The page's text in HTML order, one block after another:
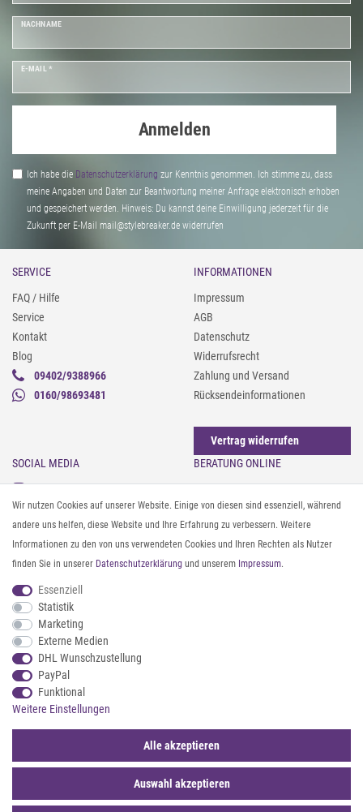
NACHNAME
E-MAIL *
Anmelden
Ich habe die Daten­schutz­erklärung zur Kenntnis genommen. Ich stimme zu, dass
meine Angaben und Daten zur Beantwortung meiner Anfrage elektronisch erhoben
und gespeichert werden. Hinweis: Du kannst deine Einwilligung jederzeit für die
Zukunft per E-Mail mail@stylebreaker.de widerrufen
SERVICE
FAQ / Hilfe
Service
Kontakt
Blog
09402/9388966
0160/98693481
INFORMATIONEN
Impressum
AGB
Datenschutz
Widerrufsrecht
Zahlung und Versand
Rücksendeinformationen
Vertrag widerrufen
SOCIAL MEDIA
Instagram
Facebook
Pinterest
Twitter
Youtube
Threads
BERATUNG ONLINE
Gürtel messen & kürzen
Sonnenbrillen & UV-Schutz
Textilpflege
Textil- und Material-Guide
Geldbörse richtig organisieren
ZAHLUNG & VERSAND
Wir nutzen Cookies auf unserer Website. Einige von diesen sind essenziell, während
andere uns helfen, diese Website und Ihre Erfahrung zu verbessern. Weitere
Informationen zu den von uns verwendeten Cookies und Ihren Rechten als Nutzer
finden Sie in unserer Daten­schutz­erklärung und unserem Impressum.
Essenziell
Statistik
Marketing
Externe Medien
DHL Wunschzustellung
PayPal
Funktional
Weitere Einstellungen
Auswahl akzeptieren
Alle akzeptieren
© 2026 styleBREAKER | Alle Rechte vorbehalten. |
*Sternchentexte und rechtliche Hinweise